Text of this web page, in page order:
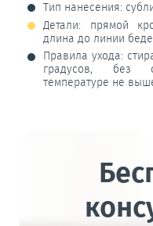
Тип нанесения:
Детали: прямой
длина до линии
Правила ухода:
градусов, без
температуре не